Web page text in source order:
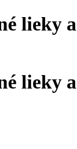
lieky a
lieky a